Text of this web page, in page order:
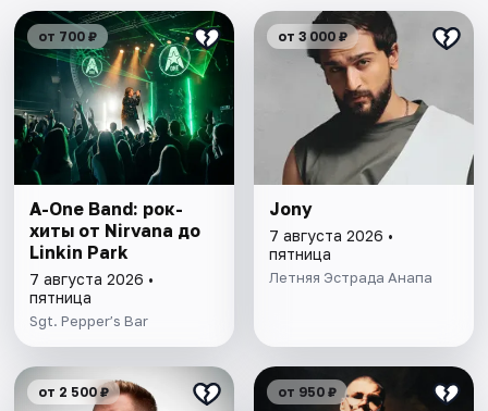
от 700 ₽
A-One Band: рок-
хиты от Nirvana до
Linkin Park
7 августа 2026 •
пятница
Sgt. Pepper’s Bar
от 3 000 ₽
Jony
7 августа 2026 •
пятница
Летняя Эстрада Анапа
от 2 500 ₽ от 950 ₽